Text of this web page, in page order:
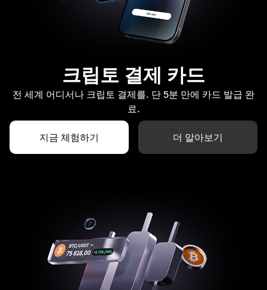
크립토 결제 카드
전 세계 어디서나 크립토 결제를. 단 5분 만에 카드 발급 완
료.
지금 체험하기 더 알아보기